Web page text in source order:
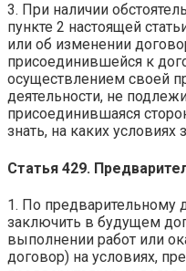
3. При наличии
пункте 2 настоящей
или об изменении
присоединившейся к
осуществлением своей
деятельности, не
присоединившаяся
знать, на каких условиях
Статья 429.
1. По предварительному
заключить в будущем
выполнении работ или
договор) на условиях,